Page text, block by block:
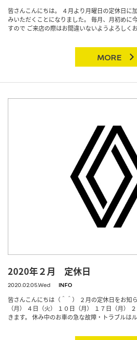
皆さんこんにちは。 ４月より月曜日の定休日に
みいただくことになりました。 毎月、月初めに
すので ご来店の際はお間違いないようよろしく
MORE
2020年２月 定休日
2020.02.05.Wed INFO
皆さんこんにちは（＾＾） ２月の定休日をお知
（月） ４日（火） １０日（月） １７日（月）
きます。 休み中のお車の急な故障・トラブルは